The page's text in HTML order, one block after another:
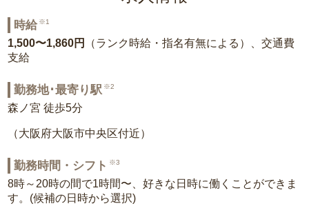
時給 ※1
1,500〜1,860円
（ランク時給・指名有無による）、交通費
支給
勤務地･最寄り駅 ※2
森ノ宮 徒歩5分
（大阪府大阪市中央区付近）
勤務時間・シフト ※3
8時～20時の間で1時間〜、好きな日時に働くことができま
す。(候補の日時から選択)